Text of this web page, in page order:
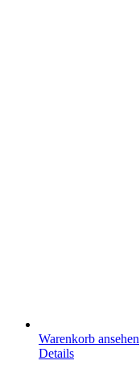
Warenkorb ansehen
Details